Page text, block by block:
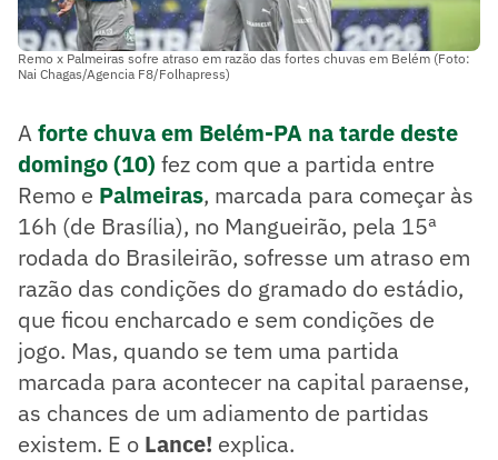
Remo x Palmeiras sofre atraso em razão das fortes chuvas em Belém (Foto:
Nai Chagas/Agencia F8/Folhapress)
Aforte chuva em Belém-PA na tarde deste
domingo (10) fez com que a partida entre
Remo e Palmeiras, marcada para começar às
16h (de Brasília), no Mangueirão, pela 15ª
rodada do Brasileirão, sofresse um atraso em
razão das condições do gramado do estádio,
que ficou encharcado e sem condições de
jogo. Mas, quando se tem uma partida
marcada para acontecer na capital paraense,
as chances de um adiamento de partidas
existem. E o Lance! explica.